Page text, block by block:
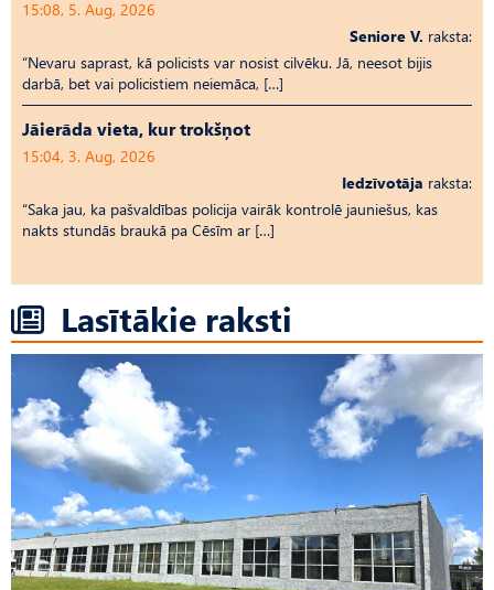
15:08, 5. Aug, 2026
Seniore V. raksta:
“Nevaru saprast, kā policists var nosist cilvēku. Jā, neesot bijis
darbā, bet vai policistiem neiemāca, […]
Jāierāda vieta, kur trokšņot
15:04, 3. Aug, 2026
Iedzīvotāja raksta:
“Saka jau, ka pašvaldības policija vairāk kontrolē jauniešus, kas
nakts stundās braukā pa Cēsīm ar […]
Lasītākie raksti